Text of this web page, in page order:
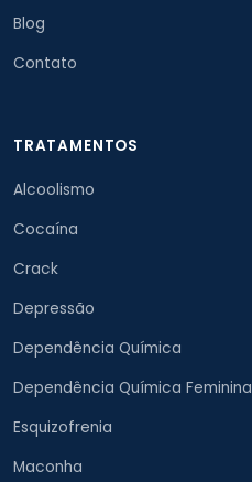
Blog
Contato
TRATAMENTOS
Alcoolismo
Cocaína
Crack
Depressão
Dependência Química
Dependência Química Feminina
Esquizofrenia
Maconha